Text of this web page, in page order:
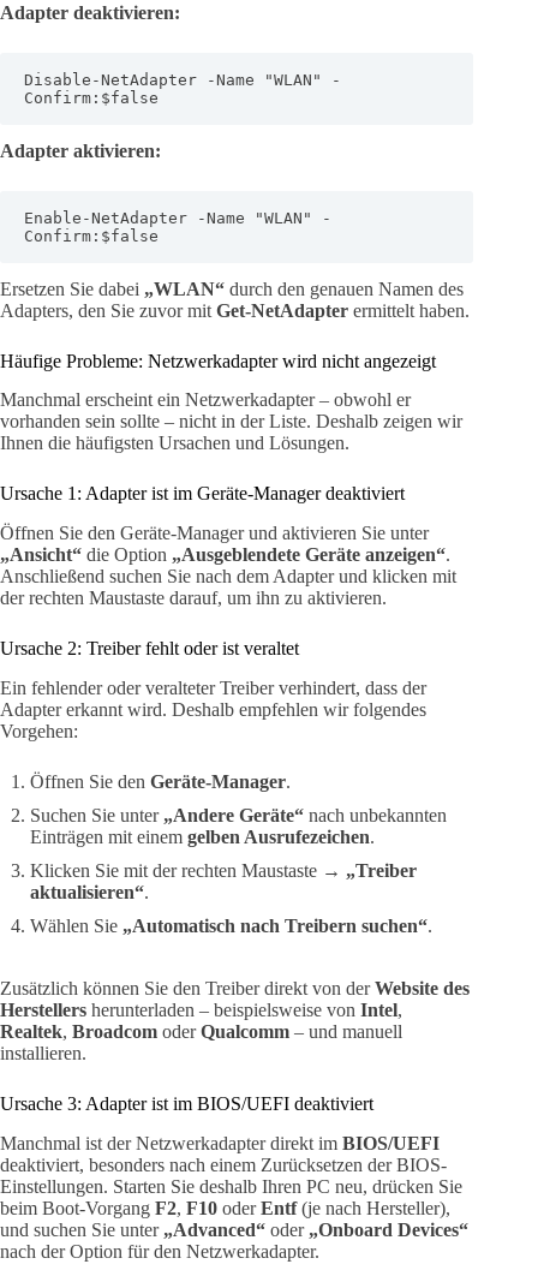
Adapter deaktivieren:
Disable-NetAdapter -Name "WLAN" -
Confirm:$false
Adapter aktivieren:
Enable-NetAdapter -Name "WLAN" -
Confirm:$false
Ersetzen Sie dabei „WLAN“ durch den genauen Namen des
Adapters, den Sie zuvor mit Get-NetAdapter ermittelt haben.
Häufige Probleme: Netzwerkadapter wird nicht angezeigt
Manchmal erscheint ein Netzwerkadapter – obwohl er
vorhanden sein sollte – nicht in der Liste. Deshalb zeigen wir
Ihnen die häufigsten Ursachen und Lösungen.
Ursache 1: Adapter ist im Geräte-Manager deaktiviert
Öffnen Sie den Geräte-Manager und aktivieren Sie unter
„Ansicht“ die Option „Ausgeblendete Geräte anzeigen“.
Anschließend suchen Sie nach dem Adapter und klicken mit
der rechten Maustaste darauf, um ihn zu aktivieren.
Ursache 2: Treiber fehlt oder ist veraltet
Ein fehlender oder veralteter Treiber verhindert, dass der
Adapter erkannt wird. Deshalb empfehlen wir folgendes
Vorgehen:
Öffnen Sie den Geräte-Manager.
Suchen Sie unter „Andere Geräte“ nach unbekannten
Einträgen mit einem gelben Ausrufezeichen.
Klicken Sie mit der rechten Maustaste → „Treiber
aktualisieren“.
Wählen Sie „Automatisch nach Treibern suchen“.
Zusätzlich können Sie den Treiber direkt von derWebsite des
Herstellers herunterladen – beispielsweise von Intel,
Realtek, Broadcom oderQualcomm – und manuell
installieren.
Ursache 3: Adapter ist im BIOS/UEFI deaktiviert
Manchmal ist der Netzwerkadapter direkt im BIOS/UEFI
deaktiviert, besonders nach einem Zurücksetzen der BIOS-
Einstellungen. Starten Sie deshalb Ihren PC neu, drücken Sie
beim Boot-Vorgang F2, F10 oderEntf(je nach Hersteller),
und suchen Sie unter „Advanced“ oder „Onboard Devices“
nach der Option für den Netzwerkadapter.